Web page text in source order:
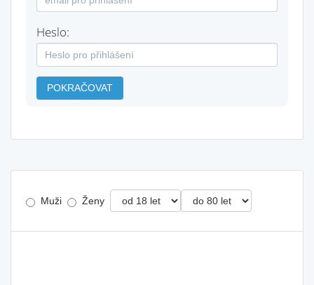
Heslo:
POKRAČOVAT
Muži Ženy